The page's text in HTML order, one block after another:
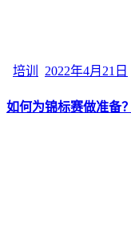
培训 2022年4月21日
如何为锦标赛做准备？